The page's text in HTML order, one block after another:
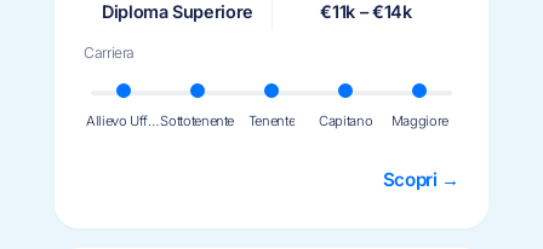
Diploma Superiore €11k – €14k
Carriera
Allievo UfficialeSottotenente Tenente Capitano Maggiore
Scopri →